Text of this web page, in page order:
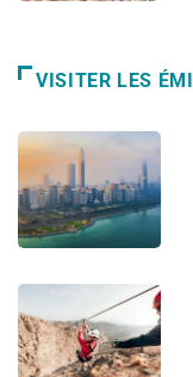
VISITER LES